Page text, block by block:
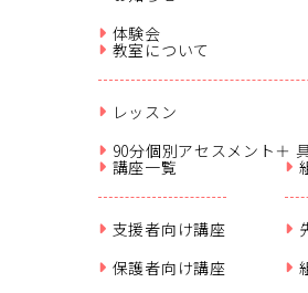
体験会
教室について
レッスン
90分個別アセスメント＋
講座一覧
支援者向け講座
保護者向け講座